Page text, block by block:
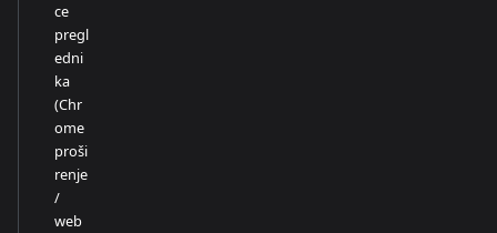
ce
pregl
edni
ka
(Chr
ome
proši
renje
/
web